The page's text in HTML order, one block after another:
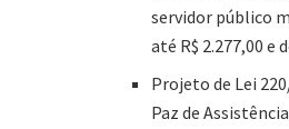
servidor público
até R$ 2.277,00 e
Projeto de Lei
Paz de